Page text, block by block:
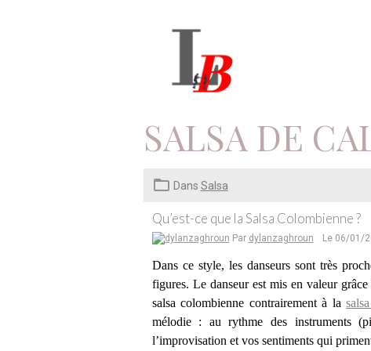
SALSA DE
Dans Salsa
Qu’est-ce que la Salsa Colombienne ?
Par dylanzaghroun Le 06/01/
Dans ce style, les danseurs sont très
figures. Le danseur est mis en valeur
salsa colombienne contrairement à la
mélodie : au rythme des instruments
l’improvisation et vos sentiments qui